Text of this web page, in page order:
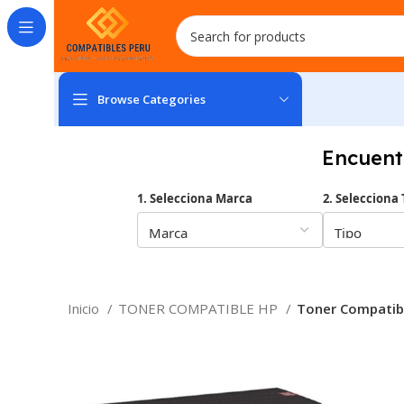
Browse Categories
1. Selecciona Marca 2. Selecciona
Inicio TONER COMPATIBLE HP Toner